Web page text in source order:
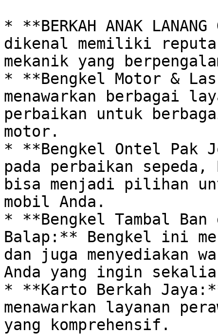
* **BERKAH ANAK
dikenal memiliki
mekanik yang
* **Bengkel Motor &
menawarkan berbagai
perbaikan untuk
motor.
* **Bengkel Ontel Pak
pada perbaikan
bisa menjadi pilihan
mobil Anda.
* **Bengkel Tambal Ban
Balap:** Bengkel ini
dan juga menyediakan
Anda yang ingin
* **Karto Berkah
menawarkan layanan
yang komprehensif.